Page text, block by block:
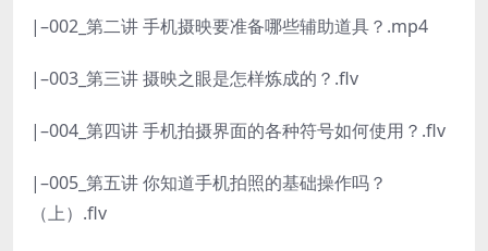
|–002_第二讲 手机摄映要准备哪些辅助道具？.mp4
|–003_第三讲 摄映之眼是怎样炼成的？.flv
|–004_第四讲 手机拍摄界面的各种符号如何使用？.flv
|–005_第五讲 你知道手机拍照的基础操作吗？
（上）.flv